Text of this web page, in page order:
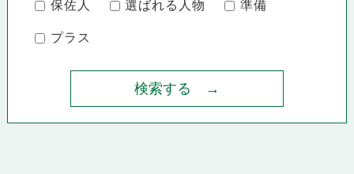
保佐人 選ばれる人物 準備
プラス